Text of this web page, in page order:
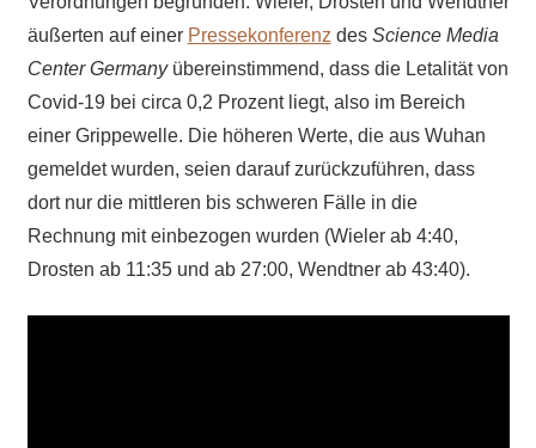
äußerten auf einer Pressekonferenz des Science Media
Center Germanyübereinstimmend, dass die Letalität von
Covid-19 bei circa 0,2 Prozent liegt, also im Bereich
einer Grippewelle. Die höheren Werte, die aus Wuhan
gemeldet wurden, seien darauf zurückzuführen, dass
dort nur die mittleren bis schweren Fälle in die
Rechnung mit einbezogen wurden (Wieler ab 4:40,
Drosten ab 11:35 und ab 27:00, Wendtner ab 43:40).